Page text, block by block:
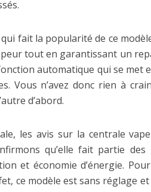
fait la popularité de ce
tout en garantissant un
automatique qui se met
Vous n’avez donc rien à
d’abord.
les avis sur la centrale
qu’elle fait partie
et économie d’énergie.
ce modèle est sans réglage